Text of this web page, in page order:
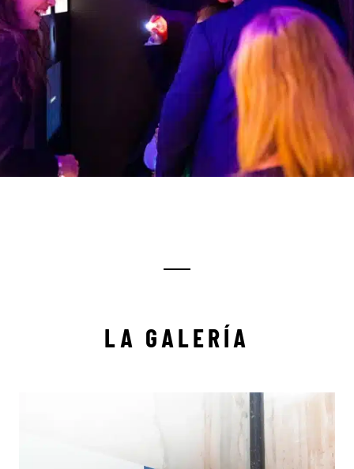
LA GALERÍA